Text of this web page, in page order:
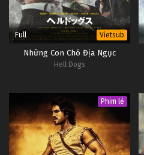
Full Vietsub
Những Con Chó Địa Ngục
Hell Dogs
Phim lẻ